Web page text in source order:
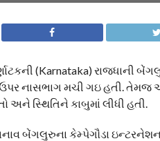
(Karnataka) રાજધાની
નાસભાગ મચી ગઇ હતી. તેમજ
અને સ્થિતિને કાબુમાં લીધી હતી.
બેંગલુરુના કેમ્પેગૌડા ઇન્ટરનેશનલ